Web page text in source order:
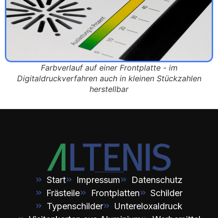
Farbverlauf auf einer Frontplatte - im
Digitaldruckverfahren auch in kleinen Stückzahlen
herstellbar
Start Impressum
Datenschutz
Frästeile
Frontplatten
Schilder
Typenschilder
Untereloxaldruck